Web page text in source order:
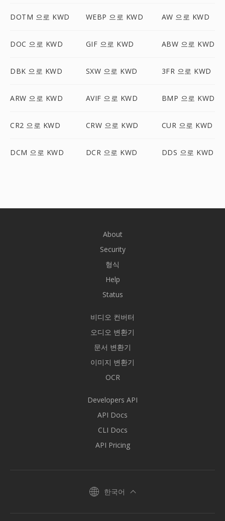
DOTM 으로 KWD WEBP 으로 KWD AW 으로 KWD
DOC 으로 KWD GIF 으로 KWD ABW 으로 KWD
DBK 으로 KWD SXW 으로 KWD 3FR 으로 KWD
ARW 으로 KWD AVIF 으로 KWD BMP 으로 KWD
CR2 으로 KWD CRW 으로 KWD CUR 으로 KWD
DCM 으로 KWD DCR 으로 KWD DDS 으로 KWD
About
Security
형식
Help
Status
비디오 컨버터
오디오 변환기
문서 변환기
이미지 변환기
OCR
Developers API
API Docs
CLI Docs
API Pricing
한국어